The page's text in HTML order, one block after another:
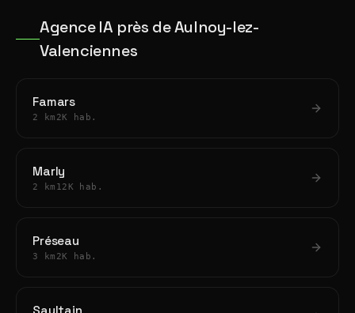
Agence IA près de Aulnoy-lez-
Valenciennes
Famars
2 km 2K hab.
Marly
2 km 12K hab.
Préseau
3 km 2K hab.